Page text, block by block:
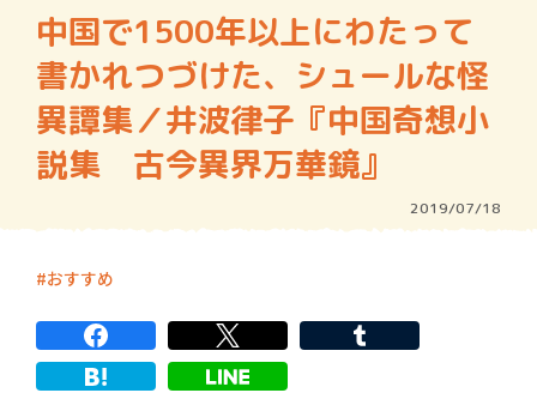
中国で1500年以上にわたって
書かれつづけた、シュールな怪
異譚集／井波律子『中国奇想小
説集 古今異界万華鏡』
2019/07/18
おすすめ